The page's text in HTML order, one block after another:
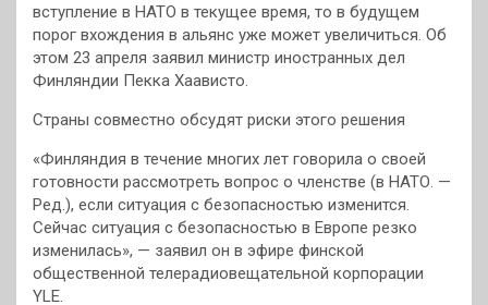
вступление в НАТО в текущее время, то в будущем
порог вхождения в альянс уже может увеличиться. Об
этом 23 апреля заявил министр иностранных дел
Финляндии Пекка Хаависто.
Страны совместно обсудят риски этого решения
«Финляндия в течение многих лет говорила о своей
готовности рассмотреть вопрос о членстве (в НАТО. —
Ред.), если ситуация с безопасностью изменится.
Сейчас ситуация с безопасностью в Европе резко
изменилась», — заявил он в эфире финской
общественной телерадиовещательной корпорации
YLE.